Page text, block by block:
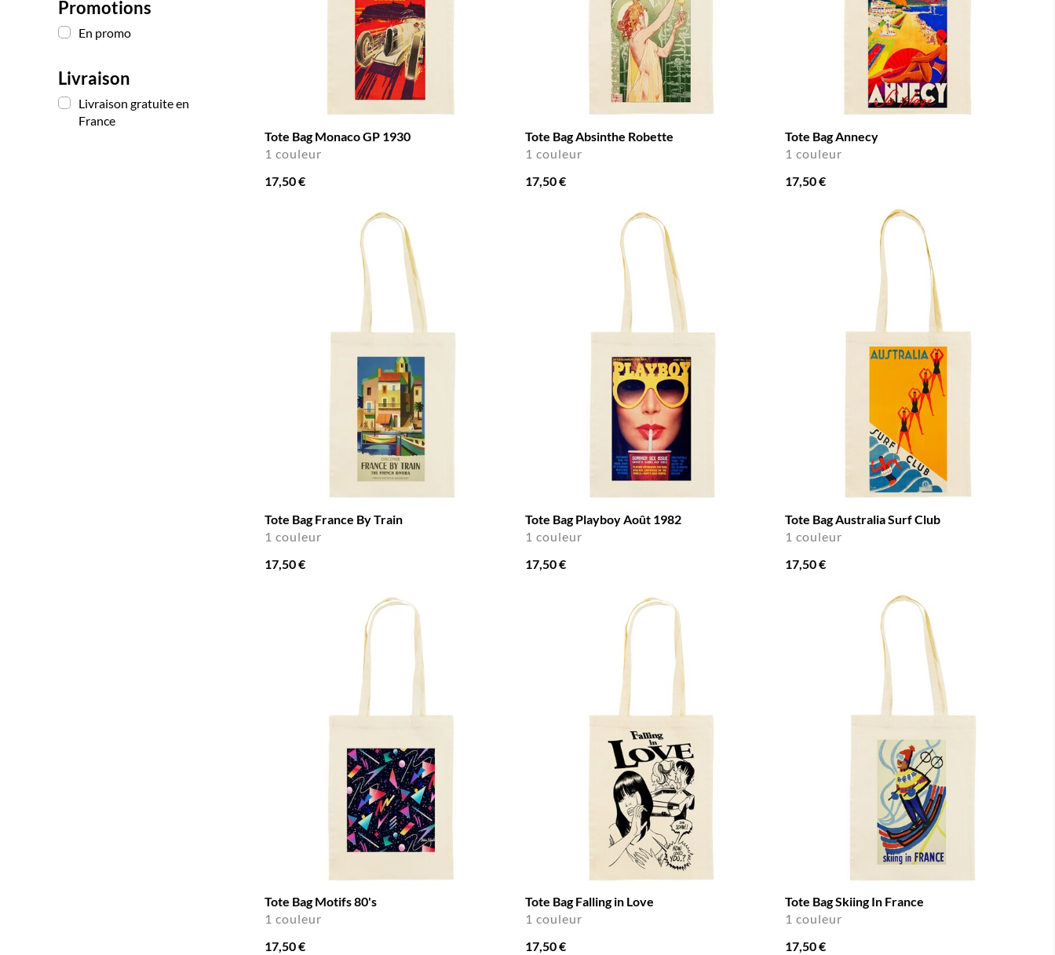
Promotions
En promo
Livraison
Livraison gratuite en
France
Tote Bag Monaco GP 1930
1 couleur
17,50 €
Tote Bag Absinthe Robette
1 couleur
17,50 €
Tote Bag Annecy
1 couleur
17,50 €
Tote Bag France By Train
1 couleur
17,50 €
Tote Bag Playboy Août 1982
1 couleur
17,50 €
Tote Bag Australia Surf Club
1 couleur
17,50 €
Tote Bag Motifs 80's
1 couleur
17,50 €
Tote Bag Falling in Love
1 couleur
17,50 €
Tote Bag Skiing In France
1 couleur
17,50 €